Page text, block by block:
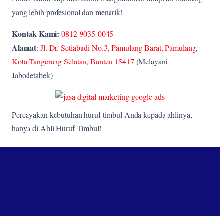
yang lebih profesional dan menarik!
Kontak Kami: 0812-9035-0045
Alamat: Jl. Dr. Setiabudi No.3, Pamulang Barat, Pamulang,
Kota Tangerang Selatan, Banten 15417 (Melayani
Jabodetabek)
Percayakan kebutuhan huruf timbul Anda kepada ahlinya,
hanya di Ahli Huruf Timbul!